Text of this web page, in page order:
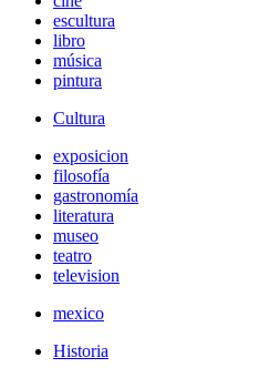
escultura
libro
música
pintura
Cultura
exposicion
filosofía
gastronomía
literatura
museo
teatro
television
mexico
Historia